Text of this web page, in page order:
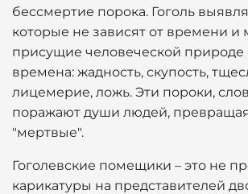
бессмертие порока. Гоголь
которые не зависят от времени и
присущие человеческой природе
времена: жадность, скупость,
лицемерие, ложь. Эти пороки,
поражают души людей,
"мертвые".
Гоголевские помещики – это не
карикатуры на представителей